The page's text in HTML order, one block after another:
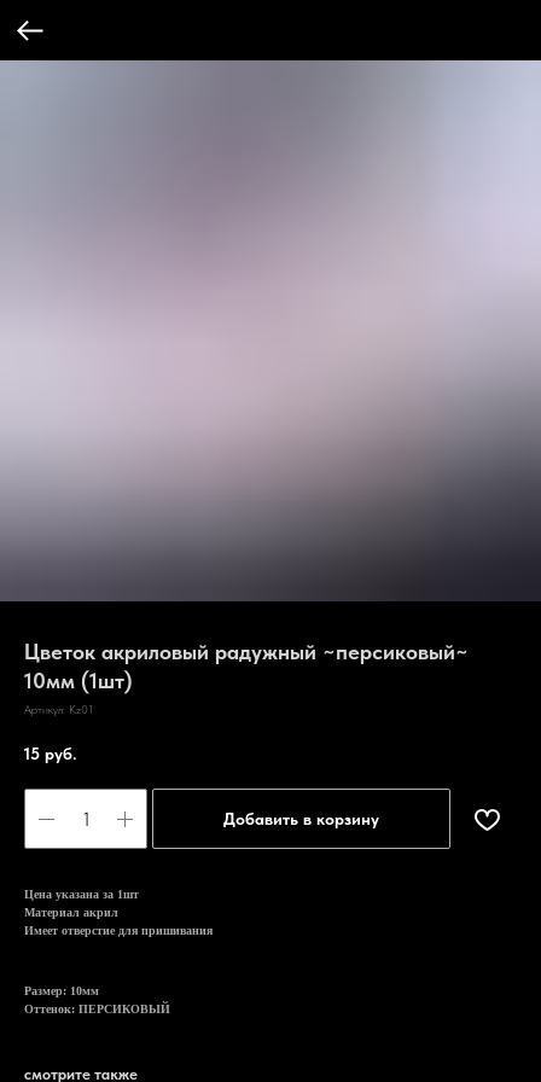
Цветок акриловый радужный ~персиковый~
10мм (1шт)
Артикул: Kz01
15 руб.
Добавить в корзину
Цена указана за 1шт
Материал акрил
Имеет отверстие для пришивания
Размер: 10мм
Оттенок: ПЕРСИКОВЫЙ
смотрите также